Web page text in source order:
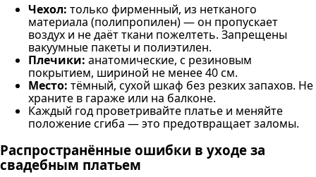
Чехол: только фирменный, из нетканого
материала (полипропилен) — он пропускает
воздух и не даёт ткани пожелтеть. Запрещены
вакуумные пакеты и полиэтилен.
Плечики: анатомические, с резиновым
покрытием, шириной не менее 40 см.
Место: тёмный, сухой шкаф без резких запахов. Не
храните в гараже или на балконе.
Каждый год проветривайте платье и меняйте
положение сгиба — это предотвращает заломы.
Распространённые ошибки в уходе за
свадебным платьем